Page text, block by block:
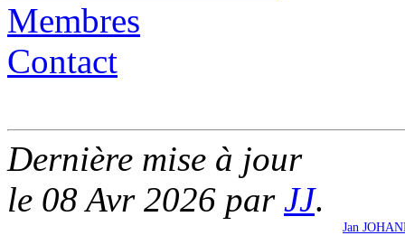
Membres
Contact
Dernière mise à jour
le 08 Avr 2026 par JJ.
Jan